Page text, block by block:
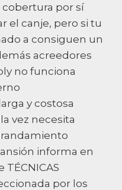
cobertura por sí
el canje, pero si tu
a consiguen un
acreedores
no funciona
y costosa
vez necesita
informa en
por los